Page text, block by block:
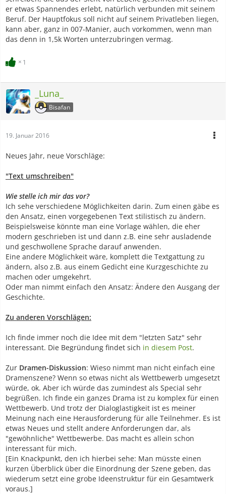
er etwas Spannendes erlebt, natürlich verbunden mit seinem
Beruf. Der Hauptfokus soll nicht auf seinem Privatleben liegen,
kann aber, ganz in 007-Manier, auch vorkommen, wenn man
das denn in 1,5k Worten unterzubringen vermag.
1
_Luna_
Bisafan
19. Januar 2016
Neues Jahr, neue Vorschläge:
"Text umschreiben"
Wie stelle ich mir das vor?
Ich sehe verschiedene Möglichkeiten darin. Zum einen gäbe es
den Ansatz, einen vorgegebenen Text stilistisch zu ändern.
Beispielsweise könnte man eine Vorlage wählen, die eher
modern geschrieben ist und dann z.B. eine sehr ausladende
und geschwollene Sprache darauf anwenden.
Eine andere Möglichkeit wäre, komplett die Textgattung zu
ändern, also z.B. aus einem Gedicht eine Kurzgeschichte zu
machen oder umgekehrt.
Oder man nimmt einfach den Ansatz: Ändere den Ausgang der
Geschichte.
Zu anderen Vorschlägen:
Ich finde immer noch die Idee mit dem "letzten Satz" sehr
interessant. Die Begründung findet sich in diesem Post.
Zur Dramen-Diskussion: Wieso nimmt man nicht einfach eine
Dramenszene? Wenn so etwas nicht als Wettbewerb umgesetzt
würde, ok. Aber ich würde das zumindest als Special sehr
begrüßen. Ich finde ein ganzes Drama ist zu komplex für einen
Wettbewerb. Und trotz der Dialoglastigkeit ist es meiner
Meinung nach eine Herausforderung für alle Teilnehmer. Es ist
etwas Neues und stellt andere Anforderungen dar, als
"gewöhnliche" Wettbewerbe. Das macht es allein schon
interessant für mich.
[Ein Knackpunkt, den ich hierbei sehe: Man müsste einen
kurzen Überblick über die Einordnung der Szene geben, das
wiederum setzt eine grobe Ideenstruktur für ein Gesamtwerk
voraus.]